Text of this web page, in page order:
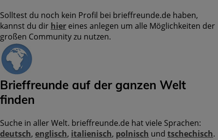
Solltest du noch kein Profil bei brieffreunde.de haben,
kannst du dir hier eines anlegen um alle Möglichkeiten der
großen Community zu nutzen.
Brieffreunde auf der ganzen Welt
finden
Suche in aller Welt. brieffreunde.de hat viele Sprachen:
deutsch, englisch, italienisch, polnisch und tschechisch.